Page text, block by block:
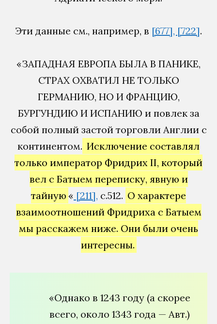
Эти данные см., например, в [677], [722].
«ЗАПАДНАЯ ЕВРОПА БЫЛА В ПАНИКЕ,
СТРАХ ОХВАТИЛ НЕ ТОЛЬКО
ГЕРМАНИЮ, НО И ФРАНЦИЮ,
БУРГУНДИЮ И ИСПАНИЮ и повлек за
собой полный застой торговли Англии с
континентом. Исключение составлял
только император Фридрих II, который
вел с Батыем переписку, явную и
тайную « [211], с.512. О характере
взаимоотношений Фридриха с Батыем
мы расскажем ниже. Они были очень
интересны.
«Однако в 1243 году (а скорее
всего, около 1343 года — Авт.)